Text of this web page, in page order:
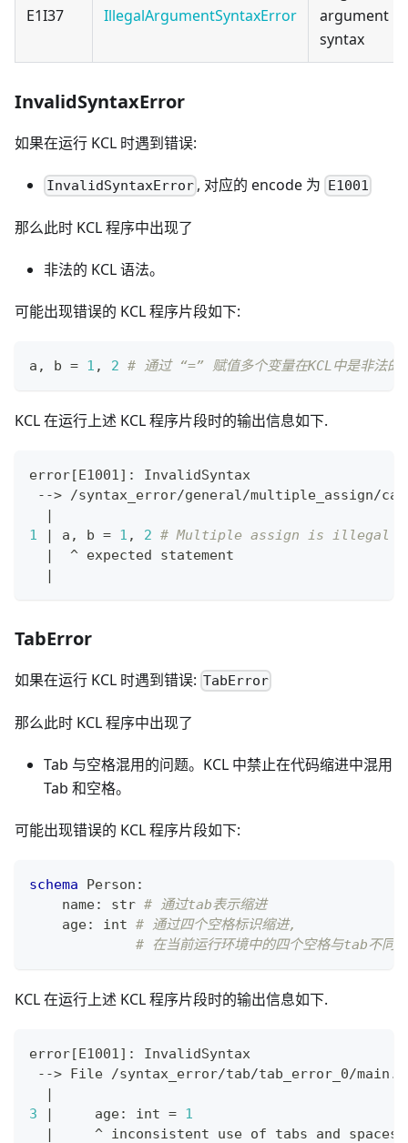
E1I37 IllegalArgumentSyntaxError
argument
syntax
InvalidSyntaxError
如果在运行 KCL 时遇到错误:
InvalidSyntaxError , 对应的 encode 为 E1001
那么此时 KCL 程序中出现了
非法的 KCL 语法。
可能出现错误的 KCL 程序片段如下:
a , b = 1 , 2 # 通过 “=” 赋值多个变量在KCL中是非法的
KCL 在运行上述 KCL 程序片段时的输出信息如下.
error[E1001] : InvalidSyntax
--> /syntax_error/general/multiple_assign/
|
1
| a, b = 1 , 2 # Multiple assign is illegal in
|
  ^ expected statement
|
TabError
如果在运行 KCL 时遇到错误: TabError
那么此时 KCL 程序中出现了
Tab 与空格混用的问题。KCL 中禁止在代码缩进中混用
Tab 和空格。
可能出现错误的 KCL 程序片段如下:
schema Person :
    name
: str # 通过tab表示缩进
    age
: int # 通过四个空格标识缩进,
# 在当前运行环境中的四个空格与tab不同
KCL 在运行上述 KCL 程序片段时的输出信息如下.
error[E1001] : InvalidSyntax
--> File /syntax_error/tab/tab_error_0/
|
3
|
     age: int
= 1
|
     ^ inconsistent use of tabs and spaces